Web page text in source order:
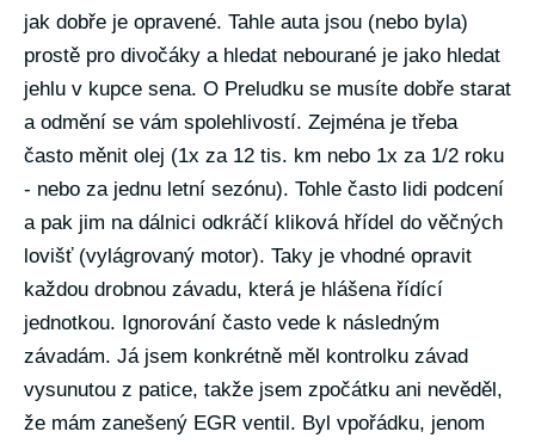
jak dobře je opravené. Tahle auta jsou (nebo byla)
prostě pro divočáky a hledat nebourané je jako hledat
jehlu v kupce sena. O Preludku se musíte dobře starat
a odmění se vám spolehlivostí. Zejména je třeba
často měnit olej (1x za 12 tis. km nebo 1x za 1/2 roku
- nebo za jednu letní sezónu). Tohle často lidi podcení
a pak jim na dálnici odkráčí kliková hřídel do věčných
lovišť (vylágrovaný motor). Taky je vhodné opravit
každou drobnou závadu, která je hlášena řídící
jednotkou. Ignorování často vede k následným
závadám. Já jsem konkrétně měl kontrolku závad
vysunutou z patice, takže jsem zpočátku ani nevěděl,
že mám zanešený EGR ventil. Byl vpořádku, jenom